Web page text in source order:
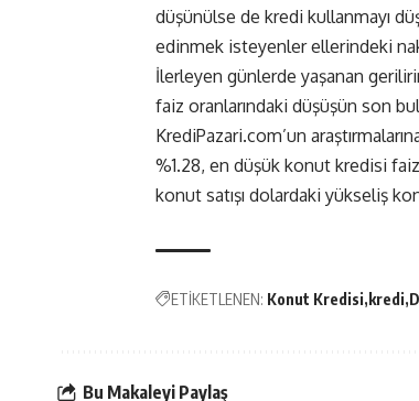
düşünülse de kredi kullanmayı
edinmek isteyenler ellerindeki
İlerleyen günlerde yaşanan
faiz oranlarındaki düşüşün son
KrediPazari.com’un
%1.28, en düşük konut kredisi
konut satışı dolardaki yükseliş
ETİKETLENEN: Konut Kredisi kredi
Bu Makaleyi Paylaş